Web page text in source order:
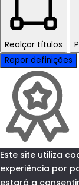
Realçar títulos
Repor definições
Este site utiliza
experiência por
estará a